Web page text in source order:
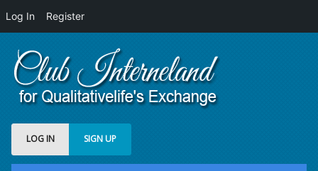
Log In Register
LOG IN SIGN UP